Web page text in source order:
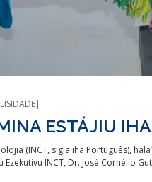
ESTÁJIU
(INCT, sigla iha Português),
INCT, Dr. José Cornélio